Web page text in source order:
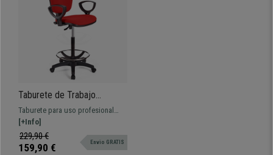
Taburete de Trabajo
CALIPSO, Respaldo
Ajustable, Gran Acolchado,
En Tela Rojo
Taburete para uso profesional
tapizado en tela. Ajustable, con
reposapiés, resistente y
confortable.
[+Info]
229,90 €
159,90 € Envio GRATIS